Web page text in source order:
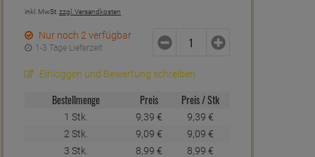
inkl. MwSt. zzgl. Versandkosten
Nur noch 2 verfügbar
1-3 Tage Lieferzeit
Einloggen und Bewertung schreiben
Bestellmenge Preis Preis / Stk
1 Stk. 9, 39 € 9, 39 €
2 Stk.
9, 09 € 9, 09 €
3 Stk.
8, 99 € 8, 99 €